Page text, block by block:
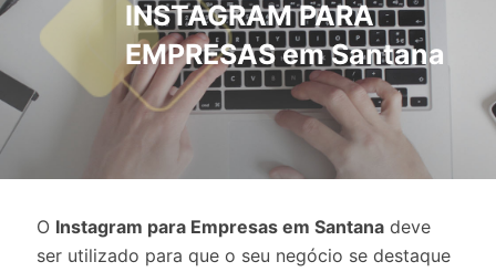
INSTAGRAM PARA
EMPRESAS em Santana
O Instagram para Empresas em Santana deve
ser utilizado para que o seu negócio se destaque